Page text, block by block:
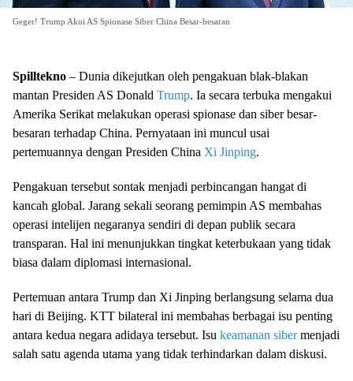
Geger! Trump Akui AS Spionase Siber China Besar-besaran
Spilltekno – Dunia dikejutkan oleh pengakuan blak-blakan
mantan Presiden AS Donald Trump. Ia secara terbuka mengakui
Amerika Serikat melakukan operasi spionase dan siber besar-
besaran terhadap China. Pernyataan ini muncul usai
pertemuannya dengan Presiden China Xi Jinping.
Pengakuan tersebut sontak menjadi perbincangan hangat di
kancah global. Jarang sekali seorang pemimpin AS membahas
operasi intelijen negaranya sendiri di depan publik secara
transparan. Hal ini menunjukkan tingkat keterbukaan yang tidak
biasa dalam diplomasi internasional.
Pertemuan antara Trump dan Xi Jinping berlangsung selama dua
hari di Beijing. KTT bilateral ini membahas berbagai isu penting
antara kedua negara adidaya tersebut. Isu keamanan sibermenjadi
salah satu agenda utama yang tidak terhindarkan dalam diskusi.